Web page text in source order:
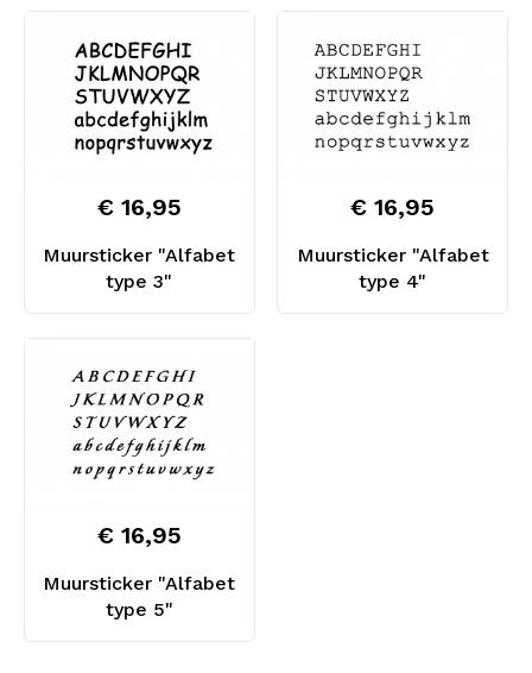
Muursticker "Alfabet
type 3"
€ 16,95
Muursticker "Alfabet
type 4"
€ 16,95
Muursticker "Alfabet
type 5"
€ 16,95